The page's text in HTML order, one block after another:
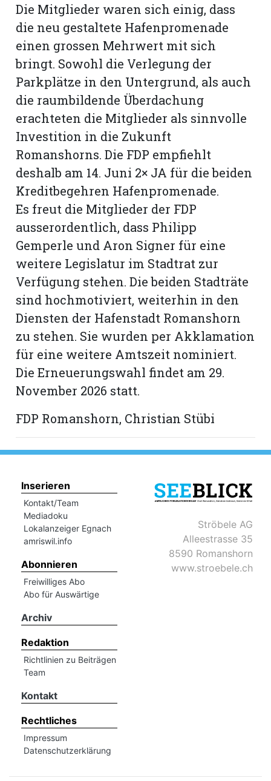
Die Mitglieder waren sich einig, dass
die neu gestaltete Hafenpromenade
einen grossen Mehrwert mit sich
bringt. Sowohl die Verlegung der
Parkplätze in den Untergrund, als auch
die raumbildende Überdachung
erachteten die Mitglieder als sinnvolle
Investition in die Zukunft
Romanshorns. Die FDP empfiehlt
deshalb am 14. Juni 2× JA für die beiden
Kreditbegehren Hafenpromenade.
Es freut die Mitglieder der FDP
ausserordentlich, dass Philipp
Gemperle und Aron Signer für eine
weitere Legislatur im Stadtrat zur
Verfügung stehen. Die beiden Stadträte
sind hochmotiviert, weiterhin in den
Diensten der Hafenstadt Romanshorn
zu stehen. Sie wurden per Akklamation
für eine weitere Amtszeit nominiert.
Die Erneuerungswahl findet am 29.
November 2026 statt.
FDP Romanshorn, Christian Stübi
Inserieren
Kontakt/Team
Mediadoku
Lokalanzeiger Egnach
amriswil.info
Abonnieren
Freiwilliges Abo
Abo für Auswärtige
Archiv
Redaktion
Richtlinien zu Beiträgen
Team
Kontakt
Rechtliches
Impressum
Datenschutzerklärung
Ströbele AG
Alleestrasse 35
8590 Romanshorn
www.stroebele.ch